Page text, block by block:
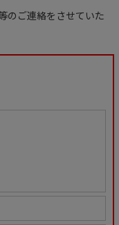
のご連絡をさせていた